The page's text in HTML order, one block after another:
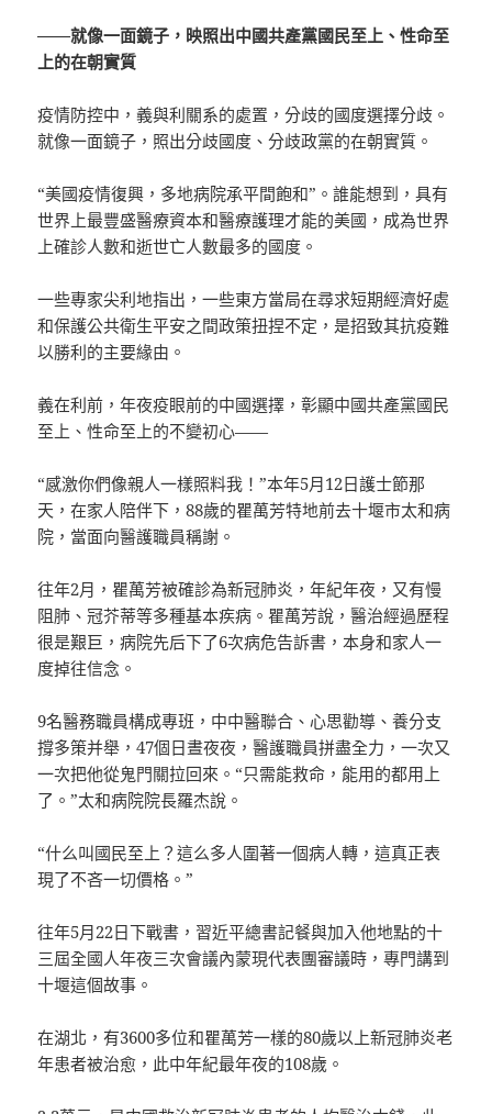
——就像一面鏡子，映照出中國共產黨國民至上、性命至
上的在朝實質
疫情防控中，義與利關系的處置，分歧的國度選擇分歧。
就像一面鏡子，照出分歧國度、分歧政黨的在朝實質。
“美國疫情復興，多地病院承平間飽和”。誰能想到，具有
世界上最豐盛醫療資本和醫療護理才能的美國，成為世界
上確診人數和逝世亡人數最多的國度。
一些專家尖利地指出，一些東方當局在尋求短期經濟好處
和保護公共衛生平安之間政策扭捏不定，是招致其抗疫難
以勝利的主要緣由。
義在利前，年夜疫眼前的中國選擇，彰顯中國共產黨國民
至上、性命至上的不變初心——
“感激你們像親人一樣照料我！”本年5月12日護士節那
天，在家人陪伴下，88歲的瞿萬芳特地前去十堰市太和病
院，當面向醫護職員稱謝。
往年2月，瞿萬芳被確診為新冠肺炎，年紀年夜，又有慢
阻肺、冠芥蒂等多種基本疾病。瞿萬芳說，醫治經過歷程
很是艱巨，病院先后下了6次病危告訴書，本身和家人一
度掉往信念。
9名醫務職員構成專班，中中醫聯合、心思勸導、養分支
撐多策并舉，47個日晝夜夜，醫護職員拼盡全力，一次又
一次把他從鬼門關拉回來。“只需能救命，能用的都用上
了。”太和病院院長羅杰說。
“什么叫國民至上？這么多人圍著一個病人轉，這真正表
現了不吝一切價格。”
往年5月22日下戰書，習近平總書記餐與加入他地點的十
三屆全國人年夜三次會議內蒙現代表團審議時，專門講到
十堰這個故事。
在湖北，有3600多位和瞿萬芳一樣的80歲以上新冠肺炎老
年患者被治愈，此中年紀最年夜的108歲。